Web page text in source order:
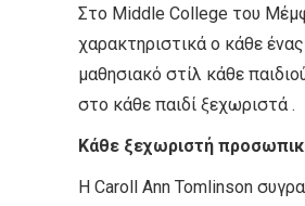
Στο Middle College του
χαρακτηριστικά ο κάθε
μαθησιακό στίλ κάθε
στο κάθε παιδί ξεχωριστά .
Κάθε ξεχωριστή
Η Caroll Ann Tomlinson